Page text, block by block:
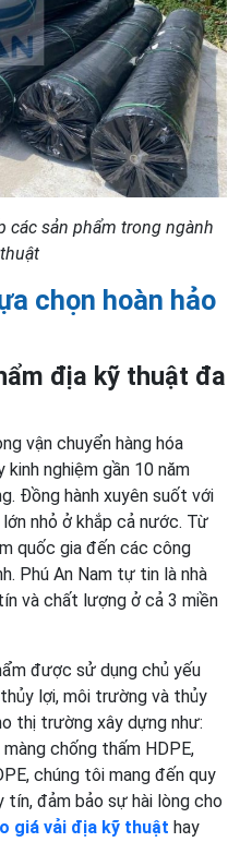
các sản phẩm trong ngành
chọn hoàn hảo
địa kỹ thuật đa
vận chuyển hàng hóa
kinh nghiệm gần 10 năm
Đồng hành xuyên suốt với
nhỏ ở khắp cả nước. Từ
quốc gia đến các công
Phú An Nam tự tin là nhà
và chất lượng ở cả 3 miền
được sử dụng chủ yếu
lợi, môi trường và thủy
thị trường xây dựng như:
chống thấm HDPE,
chúng tôi mang đến quy
tín, đảm bảo sự hài lòng cho
giá vải địa kỹ thuật hay